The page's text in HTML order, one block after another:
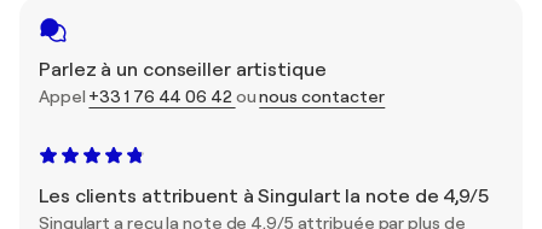
Parlez à un conseiller artistique
Appel +33 1 76 44 06 42 ounous contacter
Les clients attribuent à Singulart la note de 4,9/5
Singulart a reçu la note de 4,9/5 attribuée par plus de